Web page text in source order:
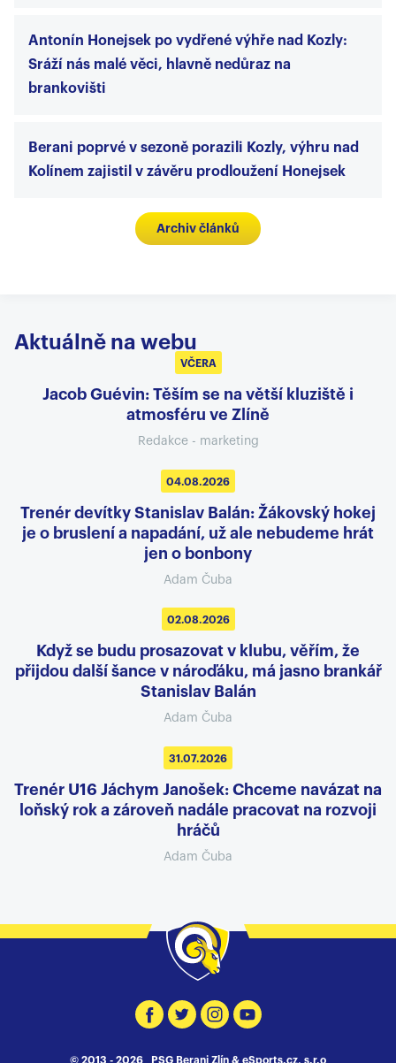
Antonín Honejsek po vydřené výhře nad Kozly:
Sráží nás malé věci, hlavně nedůraz na
brankovišti
Berani poprvé v sezoně porazili Kozly, výhru nad
Kolínem zajistil v závěru prodloužení Honejsek
Archiv článků
Aktuálně na webu
VČERA
Jacob Guévin: Těším se na větší kluziště i
atmosféru ve Zlíně
Redakce - marketing
04.08.2026
Trenér devítky Stanislav Balán: Žákovský hokej
je o bruslení a napadání, už ale nebudeme hrát
jen o bonbony
Adam Čuba
02.08.2026
Když se budu prosazovat v klubu, věřím, že
přijdou další šance v nároďáku, má jasno brankář
Stanislav Balán
Adam Čuba
31.07.2026
Trenér U16 Jáchym Janošek: Chceme navázat na
loňský rok a zároveň nadále pracovat na rozvoji
hráčů
Adam Čuba
© 2013 - 2026 PSG Berani Zlín & eSports.cz, s.r.o